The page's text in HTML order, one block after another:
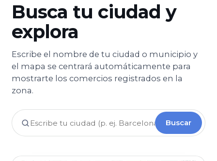
Busca tu ciudad y
explora
Escribe el nombre de tu ciudad o municipio y
el mapa se centrará automáticamente para
mostrarte los comercios registrados en la
zona.
Buscar